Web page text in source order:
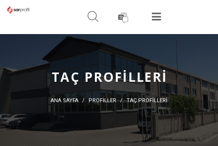
ARAMA YAPINMENÜ
TAÇ PROFILLERI
ANA SAYFA PROFİLLER TAÇ PROFILLERI